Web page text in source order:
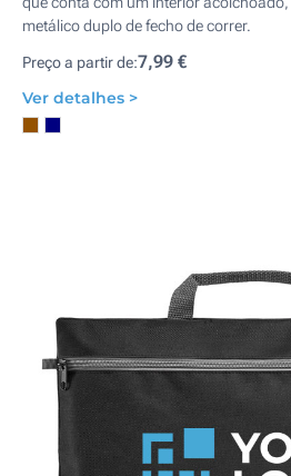
metálico duplo de fecho de correr.
Preço a partir de:7,99 €
Ver detalhes >